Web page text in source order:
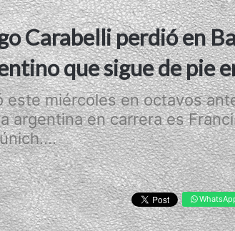
Carabelli perdió en
que sigue de pie
este miércoles en octavos
argentina en carrera es